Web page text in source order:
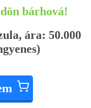
bárhová!
ára: 50.000